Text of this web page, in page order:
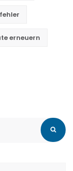
erneuern